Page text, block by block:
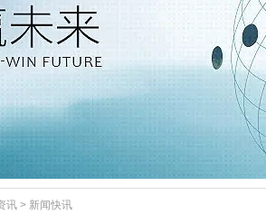
讯 > 新闻快讯